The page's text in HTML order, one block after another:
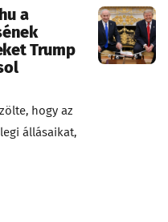
a
Trump
hogy az
állásaikat,